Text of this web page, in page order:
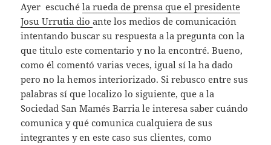
Ayer escuchéla rueda de prensa que el presidente
Josu Urrutia dioante los medios de comunicación
intentando buscar su respuesta a la pregunta con la
que titulo este comentario y no la encontré. Bueno,
como él comentó varias veces, igual sí la ha dado
pero no la hemos interiorizado. Si rebusco entre sus
palabras sí que localizo lo siguiente, que a la
Sociedad San Mamés Barria le interesa saber cuándo
comunica y qué comunica cualquiera de sus
integrantes y en este caso sus clientes, como